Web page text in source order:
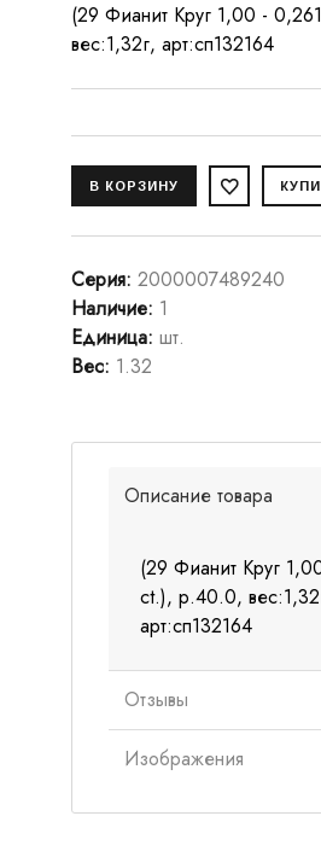
(29 Фианит Круг 1,00 -
вес:1,32г, арт:сп132164
Серия: 2000007489240
Наличие: 1
Единица: шт.
Вес: 1.32
Описание товара
(29 Фианит Круг
ct.), р.40.0,
арт:сп132164
Отзывы
Изображения